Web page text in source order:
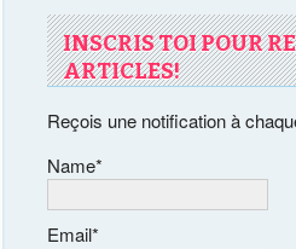
INSCRIS TOI POUR
ARTICLES!
Reçois une notification à
Name*
Email*